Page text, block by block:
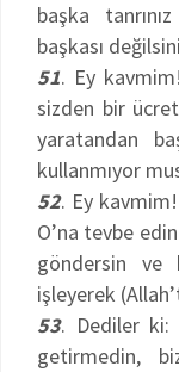
başka
başkası
51. Ey
sizden bir
yaratandan
kullanmıyor
52. Ey
O’na tevbe
göndersin ve
işleyerek
53. Dediler ki:
getirmedin,